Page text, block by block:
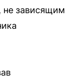
не зависящим